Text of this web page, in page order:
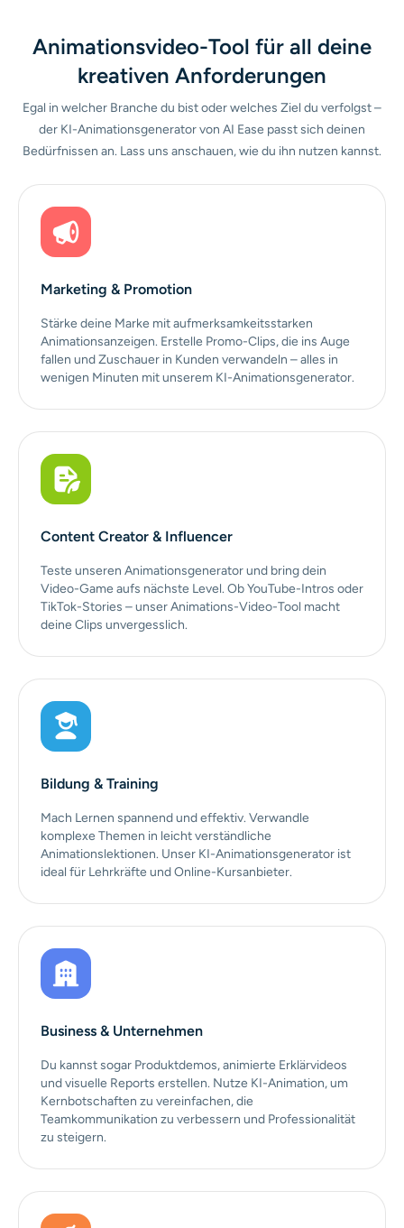
Animationsvideo-Tool für all deine
kreativen Anforderungen
Egal in welcher Branche du bist oder welches Ziel du verfolgst –
der KI-Animationsgenerator von AI Ease passt sich deinen
Bedürfnissen an. Lass uns anschauen, wie du ihn nutzen kannst.
Marketing & Promotion
Stärke deine Marke mit aufmerksamkeitsstarken
Animationsanzeigen. Erstelle Promo-Clips, die ins Auge
fallen und Zuschauer in Kunden verwandeln – alles in
wenigen Minuten mit unserem KI-Animationsgenerator.
Content Creator & Influencer
Teste unseren Animationsgenerator und bring dein
Video-Game aufs nächste Level. Ob YouTube-Intros oder
TikTok-Stories – unser Animations-Video-Tool macht
deine Clips unvergesslich.
Bildung & Training
Mach Lernen spannend und effektiv. Verwandle
komplexe Themen in leicht verständliche
Animationslektionen. Unser KI-Animationsgenerator ist
ideal für Lehrkräfte und Online-Kursanbieter.
Business & Unternehmen
Du kannst sogar Produktdemos, animierte Erklärvideos
und visuelle Reports erstellen. Nutze KI-Animation, um
Kernbotschaften zu vereinfachen, die
Teamkommunikation zu verbessern und Professionalität
zu steigern.